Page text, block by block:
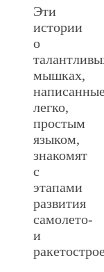
Эти
истории
о
мышках,
легко,
простым
языком,
знакомят
с
этапами
развития
самолето-
и